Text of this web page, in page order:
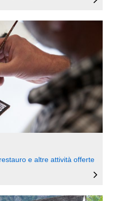
e altre attività offerte